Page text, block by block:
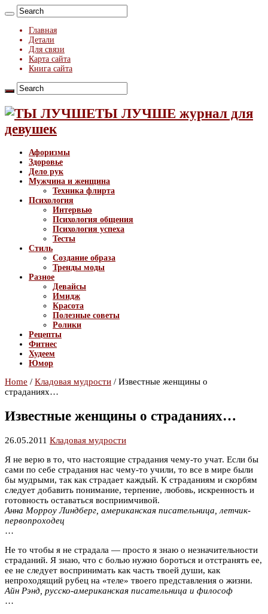
Главная
Детали
Для связи
Карта сайта
Книга сайта
ТЫ ЛУЧШЕ журнал для
девушек
Афоризмы
Здоровье
Дело рук
Мужчина и женщина
Техника флирта
Психология
Интервью
Психология общения
Психология успеха
Тесты
Стиль
Создание образа
Тренды моды
Разное
Девайсы
Имидж
Красота
Полезные советы
Ролики
Рецепты
Фитнес
Худеем
Юмор
Home / Кладовая мудрости / Известные женщины о
страданиях…
Известные женщины о страданиях…
26.05.2011 Кладовая мудрости
Я не верю в то, что настоящие страдания чему-то учат. Если бы
сами по себе страдания нас чему-то учили, то все в мире были
бы мудрыми, так как страдает каждый. К страданиям и скорбям
следует добавить понимание, терпение, любовь, искренность и
готовность оставаться восприимчивой.
Анна Морроу Линдберг, американская писательница, летчик-
первопроходец
…
Не то чтобы я не страдала — просто я знаю о незначительности
страданий. Я знаю, что с болью нужно бороться и отстранять ее,
ее не следует воспринимать как часть твоей души, как
непроходящий рубец на «теле» твоего представления о жизни.
Айн Рэнд, русско-американская писательница и философ
…